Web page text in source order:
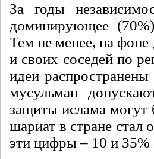
За годы
доминирующее
Тем не менее, на фоне
и своих соседей по
идеи
мусульман
защиты ислама могут
шариат в стране
эти цифры – 10 и 35%